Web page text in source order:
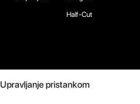
Upravljanje pristankom
Half-Cut